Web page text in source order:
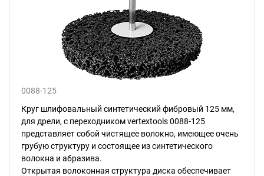
0088-125
Круг шлифовальный синтетический фибровый 125 мм,
для дрели, с переходником vertextools 0088-125
представляет собой чистящее волокно, имеющее очень
грубую структуру и состоящее из синтетического
волокна и абразива.
Открытая волоконная структура диска обеспечивает